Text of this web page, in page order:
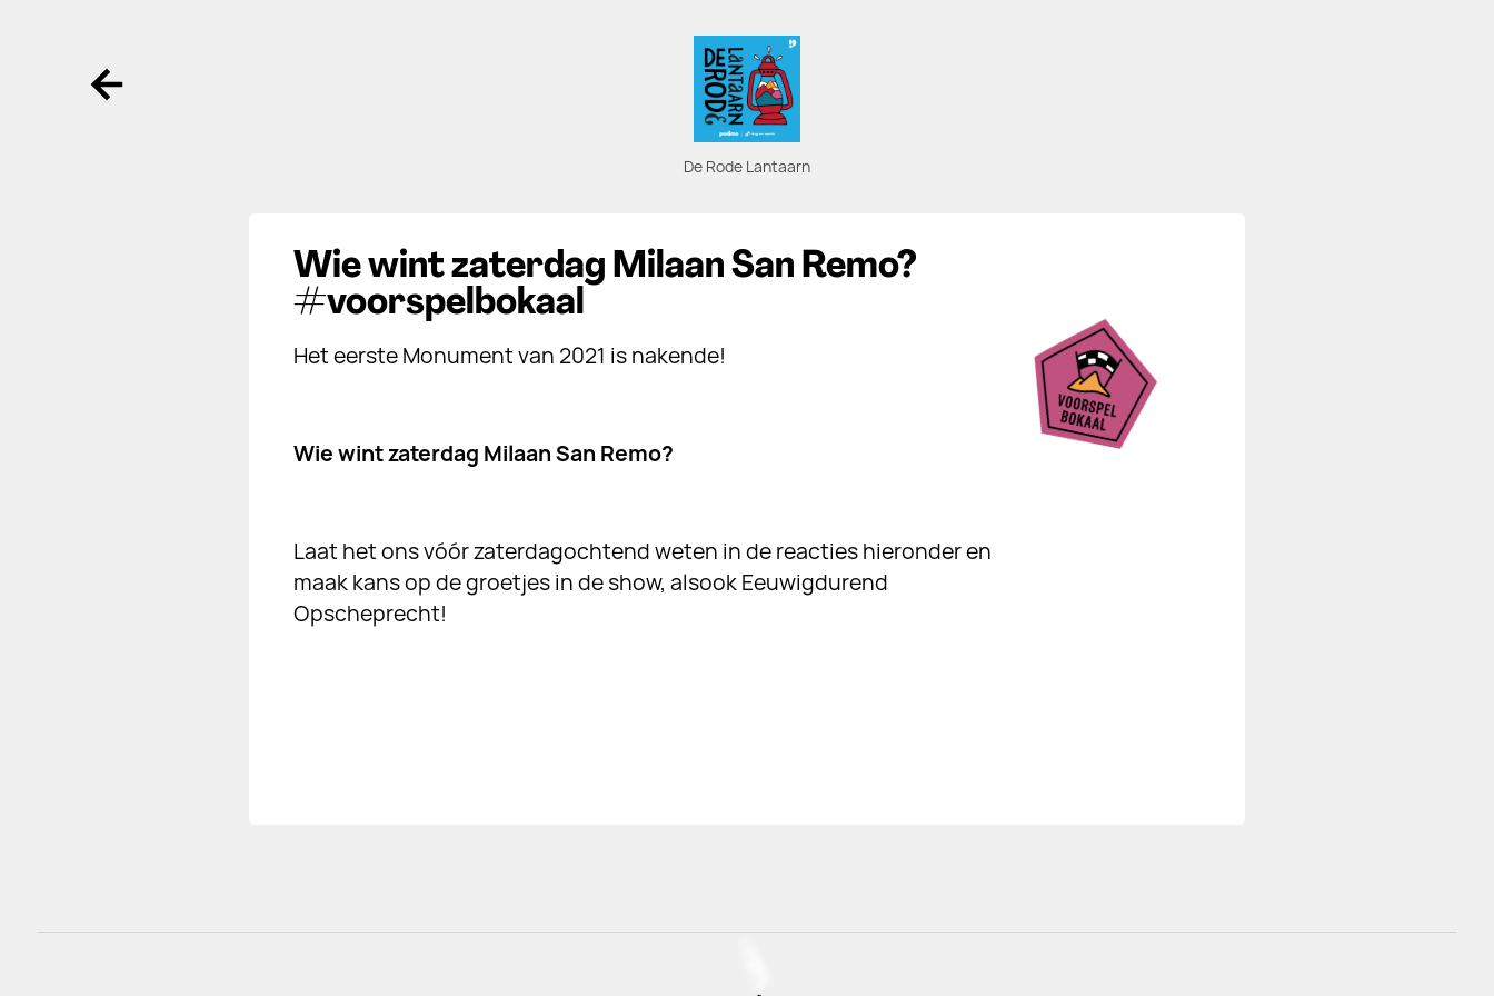
Ga terug
De Rode Lantaarn
Wie wint zaterdag Milaan San Remo?
#voorspelbokaal
Het eerste Monument van 2021 is nakende!
Wie wint zaterdag Milaan San Remo?
Laat het ons vóór zaterdagochtend weten in de reacties hieronder en
maak kans op de groetjes in de show, alsook Eeuwigdurend
Opscheprecht!